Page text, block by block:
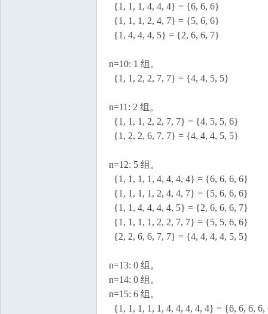
{1, 1, 1, 4, 4, 4} = {6, 6, 6}
{1, 1, 1, 2, 4, 7} = {5, 6, 6}
{1, 4, 4, 4, 5} = {2, 6, 6, 7}
n=10: 1 组。
{1, 1, 2, 2, 7, 7} = {4, 4, 5, 5}
n=11: 2 组。
{1, 1, 1, 2, 2, 7, 7} = {4, 5, 5, 6}
{1, 2, 2, 6, 7, 7} = {4, 4, 4, 5, 5}
n=12: 5 组。
{1, 1, 1, 1, 4, 4, 4, 4} = {6, 6, 6, 6}
{1, 1, 1, 1, 2, 4, 4, 7} = {5, 6, 6, 6}
{1, 1, 4, 4, 4, 4, 5} = {2, 6, 6, 6, 7}
{1, 1, 1, 1, 2, 2, 7, 7} = {5, 5, 6, 6}
{2, 2, 6, 6, 7, 7} = {4, 4, 4, 4, 5, 5}
n=13: 0 组。
n=14: 0 组。
n=15: 6 组。
{1, 1, 1, 1, 1, 4, 4, 4, 4, 4} = {6, 6, 6,